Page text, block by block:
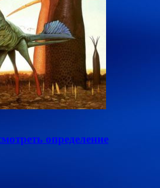
определение